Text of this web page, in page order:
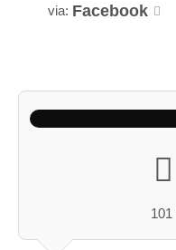
via: Facebook